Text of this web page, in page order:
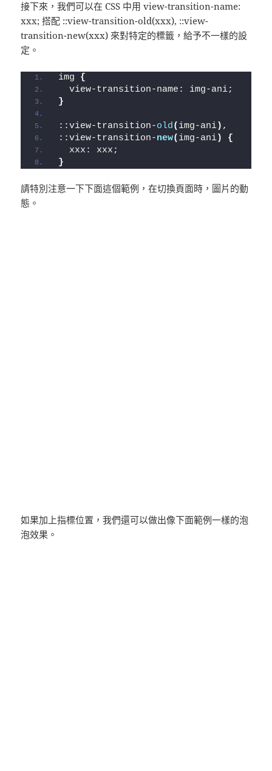
接下來，我們可以在 CSS 中用 view-transition-name:
xxx; 搭配 ::view-transition-old(xxx), ::view-
transition-new(xxx) 來對特定的標籤，給予不一樣的設
定。
img {
  view-transition-name: img-ani;
}
::view-transition-old( img-ani) ,
::view-transition-new( img-ani)
{
  xxx: xxx;
}
請特別注意一下下面這個範例，在切換頁面時，圖片的動
態。
如果加上指標位置，我們還可以做出像下面範例一樣的泡
泡效果。